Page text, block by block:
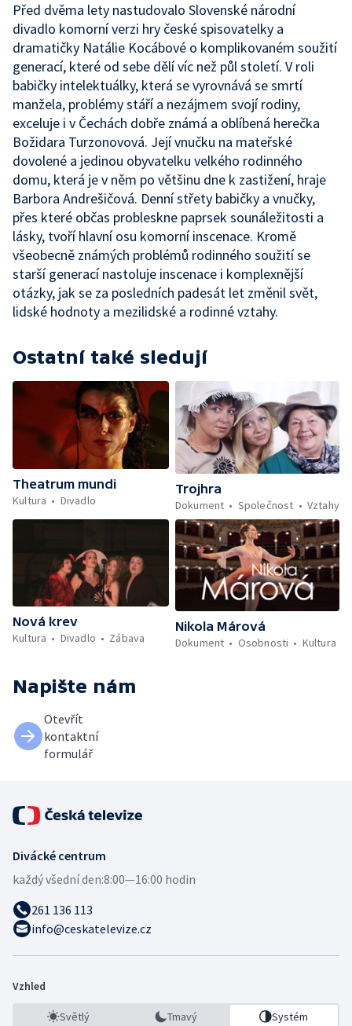
Před dvěma lety nastudovalo Slovenské národní
divadlo komorní verzi hry české spisovatelky a
dramatičky Natálie Kocábové o komplikovaném soužití
generací, které od sebe dělí víc než půl století. V roli
babičky intelektuálky, která se vyrovnává se smrtí
manžela, problémy stáří a nezájmem svojí rodiny,
exceluje i v Čechách dobře známá a oblíbená herečka
Božidara Turzonovová. Její vnučku na mateřské
dovolené a jedinou obyvatelku velkého rodinného
domu, která je v něm po většinu dne k zastižení, hraje
Barbora Andrešičová. Denní střety babičky a vnučky,
přes které občas probleskne paprsek sounáležitosti a
lásky, tvoří hlavní osu komorní inscenace. Kromě
všeobecně známých problémů rodinného soužití se
starší generací nastoluje inscenace i komplexnější
otázky, jak se za posledních padesát let změnil svět,
lidské hodnoty a mezilidské a rodinné vztahy.
Ostatní také sledují
Theatrum mundi
Kultura
Divadlo
Trojhra
Dokument
Společnost Vztahy
Nová krev
Kultura
Divadlo Zábava
Nikola Márová
Dokument
Osobnosti Kultura
Napište nám
Otevřít
kontaktní
formulář
Divácké centrum
každý všední den:8:00—16:00 hodin
261 136 113
info@ceskatelevize.cz
Vzhled
Světlý Tmavý Systém